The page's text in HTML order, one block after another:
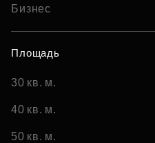
Бизнес
Площадь
30 кв. м.
40 кв. м.
50 кв. м.